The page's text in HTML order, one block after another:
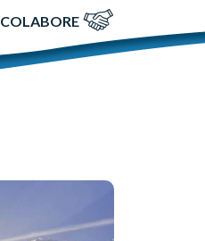
COLABORE